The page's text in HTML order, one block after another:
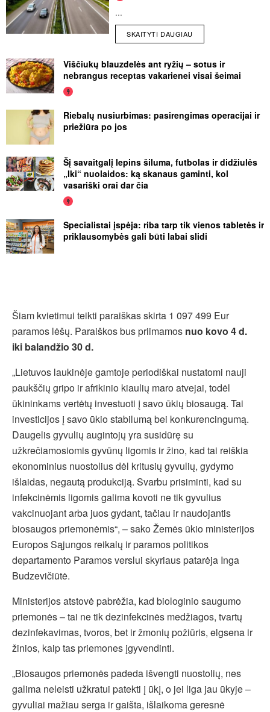
...
SKAITYTI DAUGIAU
Viščiukų blauzdelės ant ryžių – sotus ir
nebrangus receptas vakarienei visai šeimai
Riebalų nusiurbimas: pasirengimas operacijai ir
priežiūra po jos
Šį savaitgalį lepins šiluma, futbolas ir didžiulės
„Iki“ nuolaidos: ką skanaus gaminti, kol
vasariški orai dar čia
Specialistai įspėja: riba tarp tik vienos tabletės ir
priklausomybės gali būti labai slidi
Šiam kvietimui teikti paraiškas skirta 1 097 499 Eur
paramos lėšų. Paraiškos bus priimamos nuo kovo 4 d.
iki balandžio 30 d.
„Lietuvos laukinėje gamtoje periodiškai nustatomi nauji
paukščių gripo ir afrikinio kiaulių maro atvejai, todėl
ūkininkams vertėtų investuoti į savo ūkių biosaugą. Tai
investicijos į savo ūkio stabilumą bei konkurencingumą.
Daugelis gyvulių augintojų yra susidūrę su
užkrečiamosiomis gyvūnų ligomis ir žino, kad tai reiškia
ekonominius nuostolius dėl kritusių gyvulių, gydymo
išlaidas, negautą produkciją. Svarbu prisiminti, kad su
infekcinėmis ligomis galima kovoti ne tik gyvulius
vakcinuojant arba juos gydant, tačiau ir naudojantis
biosaugos priemonėmis“, – sako Žemės ūkio ministerijos
Europos Sąjungos reikalų ir paramos politikos
departamento Paramos verslui skyriaus patarėja Inga
Budzevičiūtė.
Ministerijos atstovė pabrėžia, kad biologinio saugumo
priemonės – tai ne tik dezinfekcinės medžiagos, tvartų
dezinfekavimas, tvoros, bet ir žmonių požiūris, elgsena ir
žinios, kaip tas priemones įgyvendinti.
„Biosaugos priemonės padeda išvengti nuostolių, nes
galima neleisti užkratui patekti į ūkį, o jei liga jau ūkyje –
gyvuliai mažiau serga ir gaišta, išlaikoma geresnė